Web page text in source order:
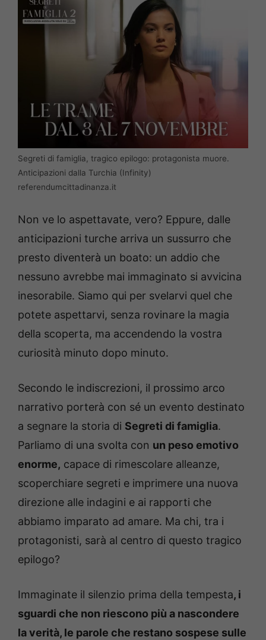
Segreti di famiglia, tragico epilogo: protagonista muore.
Anticipazioni dalla Turchia (Infinity)
referendumcittadinanza.it
Non ve lo aspettavate, vero? Eppure, dalle
anticipazioni turche arriva un sussurro che
presto diventerà un boato: un addio che
nessuno avrebbe mai immaginato si avvicina
inesorabile. Siamo qui per svelarvi quel che
potete aspettarvi, senza rovinare la magia
della scoperta, ma accendendo la vostra
curiosità minuto dopo minuto.
Secondo le indiscrezioni, il prossimo arco
narrativo porterà con sé un evento destinato
a segnare la storia di Segreti di famiglia.
Parliamo di una svolta con un peso emotivo
enorme, capace di rimescolare alleanze,
scoperchiare segreti e imprimere una nuova
direzione alle indagini e ai rapporti che
abbiamo imparato ad amare. Ma chi, tra i
protagonisti, sarà al centro di questo tragico
epilogo?
Immaginate il silenzio prima della tempesta, i
sguardi che non riescono più a nascondere
la verità, le parole che restano sospese sulle